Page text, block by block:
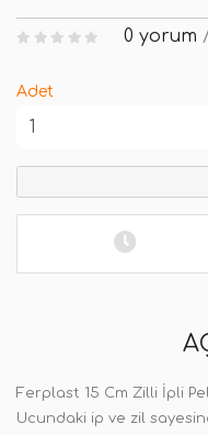
0 yorum
Adet
Ferplast 15 Cm Zilli İpli
Ucundaki ip ve zil